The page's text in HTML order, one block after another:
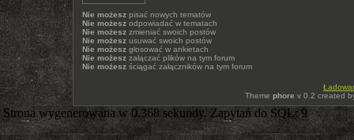
Nie możesz pisać nowych tematów
Nie możesz odpowiadać w tematach
Nie możesz zmieniać swoich postów
Nie możesz usuwać swoich postów
Nie możesz głosować w ankietach
Nie możesz załączać plików na tym forum
Nie możesz ściągać załączników na tym forum
Theme phore v 0.2 created
Strona wygenerowana w 0.368 sekundy. Zapytań do SQL: 9